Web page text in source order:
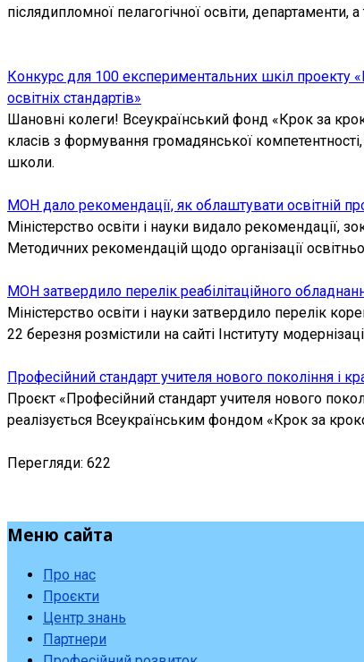
післядипломної пелагогічної освіти, департаменти,
Конкурс для 100 експериментальних шкіл проекту
освітніх стандартів»
Шановні колеги! Всеукраїнський фонд «Крок за
класів з формування громадянської
школи.
МОН дало рекомендації, як облаштувати освітній
Міністерство освіти і науки видало
Методичних рекомендацій щодо організації
МОН затвердило перелік реабілітаційного
Міністерство освіти і науки затвердило перелік
22 березня розмістили на сайті Інституту
Професійний стандарт учителя нового покоління і
Проєкт «Професійний стандарт учителя нового
реалізується Всеукраїнським фондом «Крок за
Перегляди: 622
Меню сайта
Про нас
Проєкти
Центр знань
Партнери